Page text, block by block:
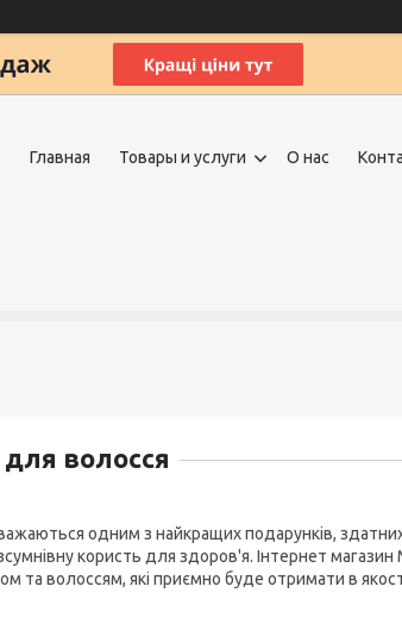
Главная Товары и услуги О нас
волосся
одним з найкращих подарунків,
користь для здоров'я. Інтернет
та волоссям, які приємно буде отримати в